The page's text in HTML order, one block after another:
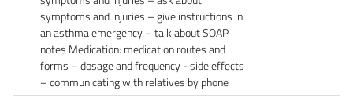
symptoms and injuries – give instructions in
an asthma emergency – talk about SOAP
notes Medication: medication routes and
forms – dosage and frequency - side effects
– communicating with relatives by phone